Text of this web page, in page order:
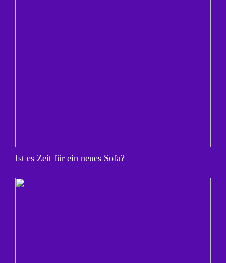
Ist es Zeit für ein neues Sofa?